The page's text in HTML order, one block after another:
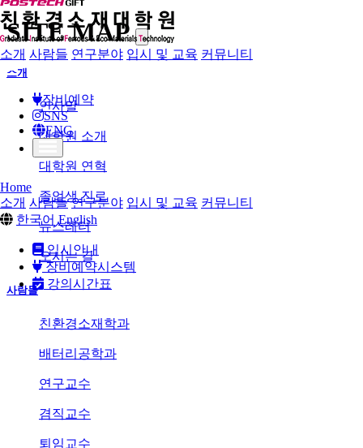
SITE MAP
소개
인사말
대학원 소개
대학원 연혁
졸업생 진로
뉴스레터
오시는 길
사람들
친환경소재학과
배터리공학과
연구교수
겸직교수
퇴임교수
소개 사람들 연구분야 입시 및 교육 커뮤니티
장비예약
SNS
ENG
Home
소개 사람들 연구분야 입시 및 교육 커뮤니티
한국어 English
입시안내
장비예약시스템
강의시간표